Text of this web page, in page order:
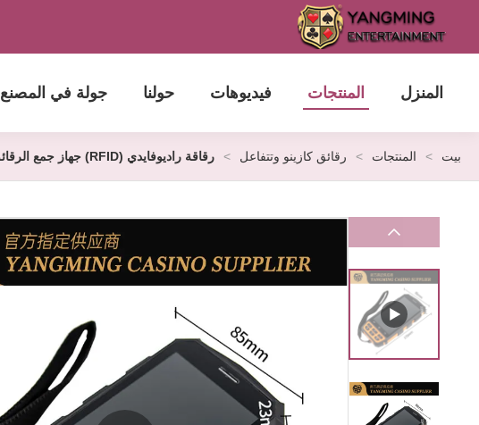
المنزل المنتجات فيديوهات حولنا جولة في المصنع
بيت > المنتجات > رقائق كازينو وتتفاعل > رقاقة راديوفايدي (RFID) جهاز جمع الرقائق المحمول للكازينو في تكساس